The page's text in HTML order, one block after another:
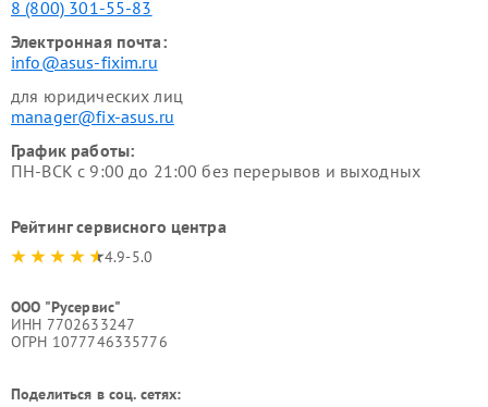
8 (800) 301-55-83
Электронная почта:
info@asus-fixim.ru
для юридических лиц
manager@fix-asus.ru
График работы:
ПН-ВСК с 9:00 до 21:00 без перерывов и выходных
Рейтинг сервисного центра
4.9-5.0
ООО "Русервис"
ИНН 7702633247
ОГРН 1077746335776
Поделиться в соц. сетях: